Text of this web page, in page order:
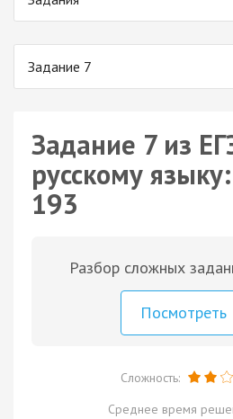
Задание 7
Задание 7 из
русскому
193
Разбор сложных
Посмотреть
Сложность:
Среднее время